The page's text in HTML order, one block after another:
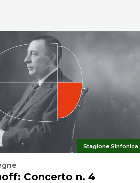
Stagione Sinfonica
Concerto n. 4